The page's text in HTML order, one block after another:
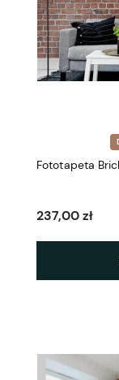
Fototapeta
237,00 zł